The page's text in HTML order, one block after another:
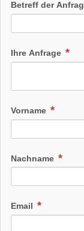
Betreff der
Ihre Anfrage
Vorname
Nachname
Email